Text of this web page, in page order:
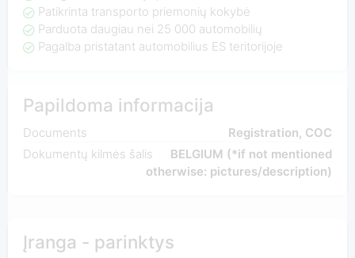
Patikrinta transporto priemonių kokybė
Parduota daugiau nei 25 000 automobilių
Pagalba pristatant automobilius ES teritorijoje
Papildoma informacija
Documents
Registration, COC
Dokumentų kilmės šalis
BELGIUM (*if not mentioned
otherwise: pictures/description)
Įranga - parinktys